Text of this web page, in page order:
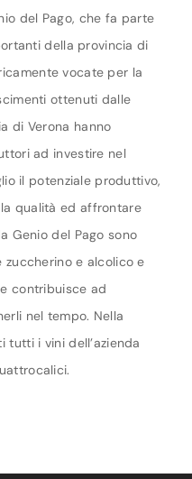
del Pago, che fa parte
della provincia di
vocate per la
ottenuti dalle
di Verona hanno
ad investire nel
il potenziale produttivo,
qualità ed affrontare
Genio del Pago sono
e alcolico e
contribuisce ad
nel tempo. Nella
i vini dell’azienda